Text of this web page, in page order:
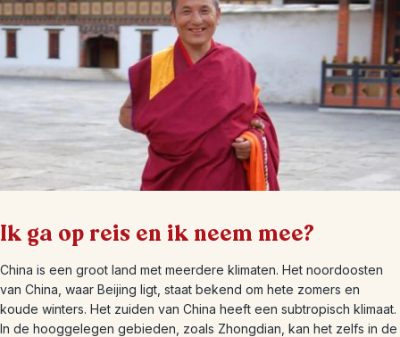
Ik ga op reis en ik neem mee?
China is een groot land met meerdere klimaten. Het noordoosten
van China, waar Beijing ligt, staat bekend om hete zomers en
koude winters. Het zuiden van China heeft een subtropisch klimaat.
In de hooggelegen gebieden, zoals Zhongdian, kan het zelfs in de